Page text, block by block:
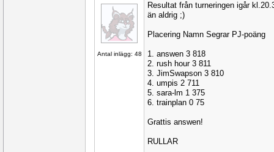
Antal inlägg: 48
Resultat från turneringen igår
än aldrig ;)
Placering Namn Segrar PJ-poäng
1. answen 3 818
2. rush hour 3 811
3. JimSwapson 3 810
4. umpis 2 711
5. sara-lm 1 375
6. trainplan 0 75
Grattis answen!
RULLAR